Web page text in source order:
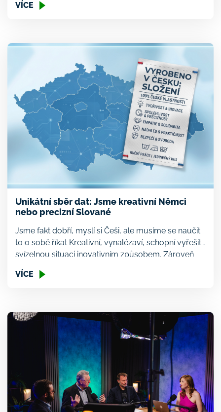
českou ekonomiku optikou hudební scény Martin
Colours of Ostrava. […]
VÍCE
Unikátní sběr dat: Jsme kreativní Němci
nebo precizní Slované
Jsme fakt dobří, myslí si Češi, ale musíme se naučit
to o sobě říkat Kreativní, vynalézaví, schopní vyřešit
svízelnou situaci inovativním způsobem. Zároveň
nutnosti mít k tomu jasný podrobný návod.
zaručeny základní […]
VÍCE